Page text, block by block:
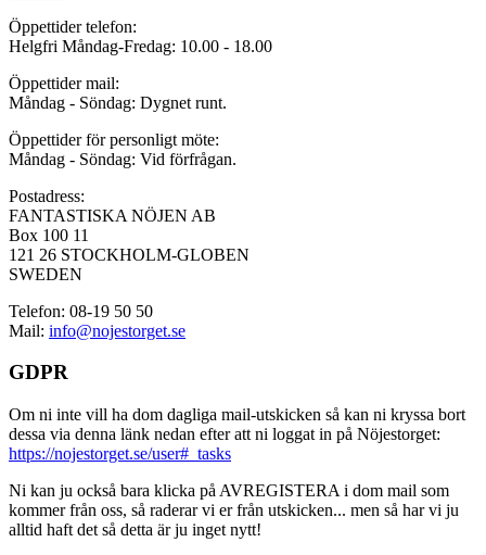
Öppettider telefon:
Helgfri Måndag-Fredag: 10.00 - 18.00
Öppettider mail:
Måndag - Söndag: Dygnet runt.
Öppettider för personligt möte:
Måndag - Söndag: Vid förfrågan.
Postadress:
FANTASTISKA NÖJEN AB
Box 100 11
121 26 STOCKHOLM-GLOBEN
SWEDEN
Telefon: 08-19 50 50
Mail: info@nojestorget.se
GDPR
Om ni inte vill ha dom dagliga mail-utskicken så kan ni kryssa bort
dessa via denna länk nedan efter att ni loggat in på Nöjestorget:
https://nojestorget.se/user#_tasks
Ni kan ju också bara klicka på AVREGISTERA i dom mail som
kommer från oss, så raderar vi er från utskicken... men så har vi ju
alltid haft det så detta är ju inget nytt!